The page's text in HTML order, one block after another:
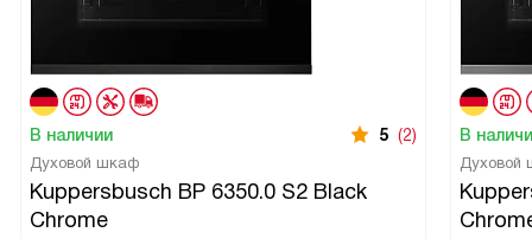
В наличии 5 (2)
Духовой шкаф
Kuppersbusch BP 6350.0 S2 Black
Chrome
В
Духовой